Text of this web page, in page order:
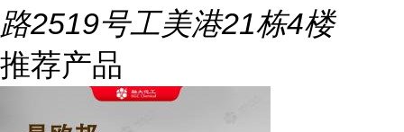
路2519号工美港21栋4楼
推荐产品